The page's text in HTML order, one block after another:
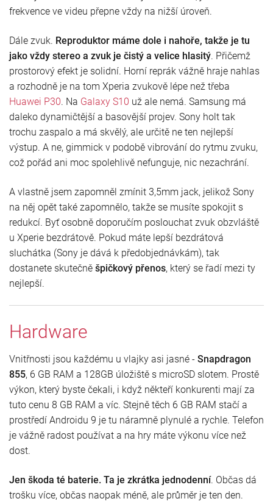
frekvence ve videu přepne vždy na nižší úroveň.
Dále zvuk. Reproduktor máme dole i nahoře, takže je tu
jako vždy stereo a zvuk je čistý a velice hlasitý. Přičemž
prostorový efekt je solidní. Horní reprák vážně hraje nahlas
a rozhodně je na tom Xperia zvukově lépe než třeba
Huawei P30. Na Galaxy S10 už ale nemá. Samsung má
daleko dynamičtější a basovější projev. Sony holt tak
trochu zaspalo a má skvělý, ale určitě ne ten nejlepší
výstup. A ne, gimmick v podobě vibrování do rytmu zvuku,
což pořád ani moc spolehlivě nefunguje, nic nezachrání.
A vlastně jsem zapomněl zmínit 3,5mm jack, jelikož Sony
na něj opět také zapomnělo, takže se musíte spokojit s
redukcí. Byť osobně doporučím poslouchat zvuk obzvláště
u Xperie bezdrátově. Pokud máte lepší bezdrátová
sluchátka (Sony je dává k předobjednávkám), tak
dostanete skutečně špičkový přenos, který se řadí mezi ty
nejlepší.
Hardware
Vnitřnosti jsou každému u vlajky asi jasné - Snapdragon
855, 6 GB RAM a 128GB úložiště s microSD slotem. Prostě
výkon, který byste čekali, i když někteří konkurenti mají za
tuto cenu 8 GB RAM a víc. Stejně těch 6 GB RAM stačí a
prostředí Androidu 9 je tu náramně plynulé a rychle. Telefon
je vážně radost používat a na hry máte výkonu více než
dost.
Jen škoda té baterie. Ta je zkrátka jednodenní. Občas dá
trošku více, občas naopak méně, ale průměr je ten den.